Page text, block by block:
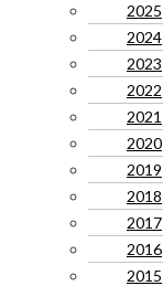
2025
2024
2023
2022
2021
2020
2019
2018
2017
2016
2015